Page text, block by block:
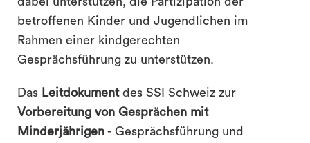
betroffenen Kinder und Jugendlichen im
Rahmen einer kindgerechten
Gesprächsführung zu unterstützen.
Das Leitdokument des SSI Schweiz zur
Vorbereitung von Gesprächen mit
Minderjährigen- Gesprächsführung und